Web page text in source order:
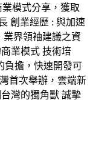
模式分享，獲取
創業經歷 : 與加速
界領袖建議之資
業模式 技術培
負擔，快速開發可
首次舉辦，雲端新
灣的獨角獸 誠摯